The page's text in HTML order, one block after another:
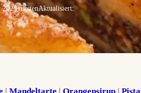
2023TorstenAktualisiert: